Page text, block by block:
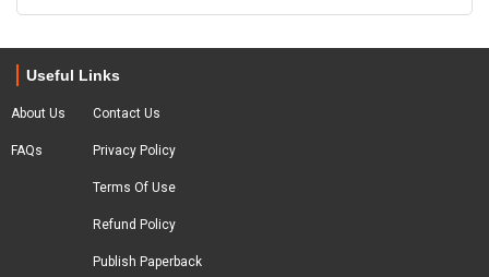
Useful Links
About Us
FAQs
Contact Us
Privacy Policy
Terms Of Use
Refund Policy
Publish Paperback